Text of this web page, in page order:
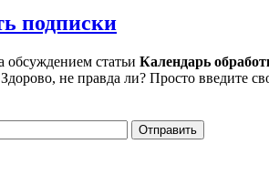
подписки
обсуждением статьи Календарь
не правда ли? Просто введите